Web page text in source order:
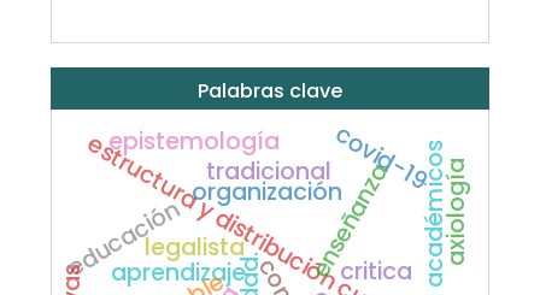
Palabras clave
estructura y distribución curricular
enseñanza
aprendizaje
organización
legalista
educación
tradicional
critica
covid-19axiología
epistemología